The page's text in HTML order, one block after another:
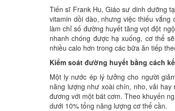
Tiến sĩ Frank Hu, Giáo sư dinh dưỡng
vitamin dồi dào, nhưng việc thiếu
làm chỉ số đường huyết tăng vọt đột
nhanh chóng được hạ xuống, cơ thể
nhiều calo hơn trong các bữa ăn tiếp
Kiểm soát đường huyết bằng cách
Một ly nước ép lý tưởng cho người
năng lượng như xoài chín, nho, vải
đương với một bát cơm. Theo khuyến
dưới 10% tổng năng lượng cơ thể cần.